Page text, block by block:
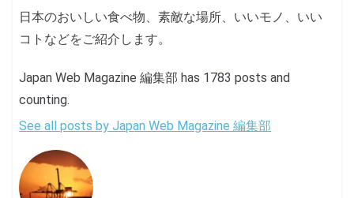
日本のおいしい食べ物、素敵な場所、いいモノ、いい
コトなどをご紹介します。
Japan Web Magazine 編集部 has 1783 posts and
counting.
See all posts by Japan Web Magazine 編集部